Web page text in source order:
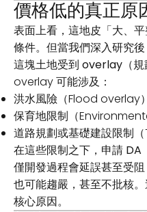
價格低的真正原
表面上看，這地皮「大、
條件。但當我們深入研究
這塊土地受到 overlay（規
overlay 可能涉及：
洪水風險（Flood overlay）
保育地限制（
道路規劃或基礎建設限制
在這些限制之下，申請 DA
僅開發過程會延誤甚至受
也可能趨嚴，甚至不批核
核心原因。